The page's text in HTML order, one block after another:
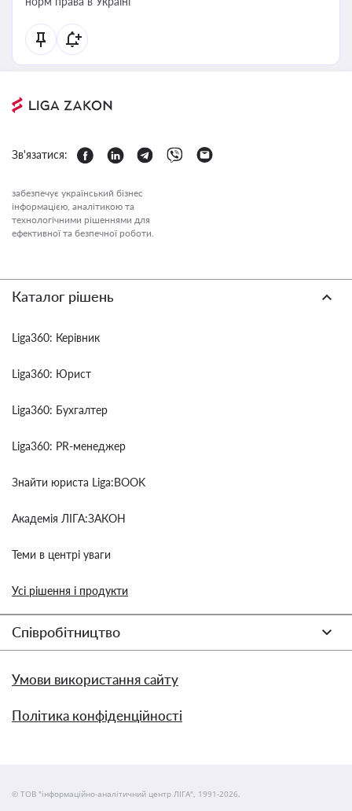
Зв'язатися:
забезпечує український бізнес
інформацією, аналітикою та
технологічними рішеннями для
ефективної та безпечної роботи.
Каталог рішень
Liga360: Керівник
Liga360: Юрист
Liga360: Бухгалтер
Liga360: PR-менеджер
Знайти юриста Liga:BOOK
Академія ЛІГА:ЗАКОН
Теми в центрі уваги
Усі рішення і продукти
Співробітництво
Умови використання сайту
Політика конфіденційності
© ТОВ "інформаційно-аналітичний центр ЛІГА", 1991-2026.